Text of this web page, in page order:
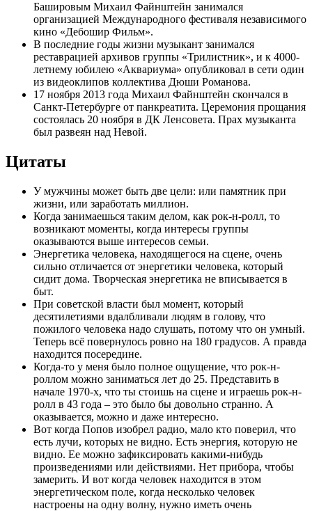
Башировым Михаил Файнштейн занимался
организацией Международного фестиваля независимого
кино «Дебошир Фильм».
В последние годы жизни музыкант занимался
реставрацией архивов группы «Трилистник», и к 4000-
летнему юбилею «Аквариума» опубликовал в сети один
из видеоклипов коллектива Дюши Романова.
17 ноября 2013 года Михаил Файнштейн скончался в
Санкт-Петербурге от панкреатита. Церемония прощания
состоялась 20 ноября в ДК Ленсовета. Прах музыканта
был развеян над Невой.
Цитаты
У мужчины может быть две цели: или памятник при
жизни, или заработать миллион.
Когда занимаешься таким делом, как рок-н-ролл, то
возникают моменты, когда интересы группы
оказываются выше интересов семьи.
Энергетика человека, находящегося на сцене, очень
сильно отличается от энергетики человека, который
сидит дома. Творческая энергетика не вписывается в
быт.
При советской власти был момент, который
десятилетиями вдалбливали людям в голову, что
пожилого человека надо слушать, потому что он умный.
Теперь всё повернулось ровно на 180 градусов. А правда
находится посередине.
Когда-то у меня было полное ощущение, что рок-н-
роллом можно заниматься лет до 25. Представить в
начале 1970-х, что ты стоишь на сцене и играешь рок-н-
ролл в 43 года – это было бы довольно странно. А
оказывается, можно и даже интересно.
Вот когда Попов изобрел радио, мало кто поверил, что
есть лучи, которых не видно. Есть энергия, которую не
видно. Ее можно зафиксировать какими-нибудь
произведениями или действиями. Нет прибора, чтобы
замерить. И вот когда человек находится в этом
энергетическом поле, когда несколько человек
настроены на одну волну, нужно иметь очень